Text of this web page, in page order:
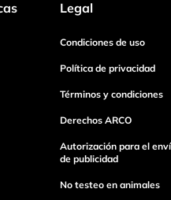
Legal
Condiciones de uso
Política de privacidad
Términos y condiciones
Derechos ARCO
Autorización para el
de publicidad
No testeo en animales